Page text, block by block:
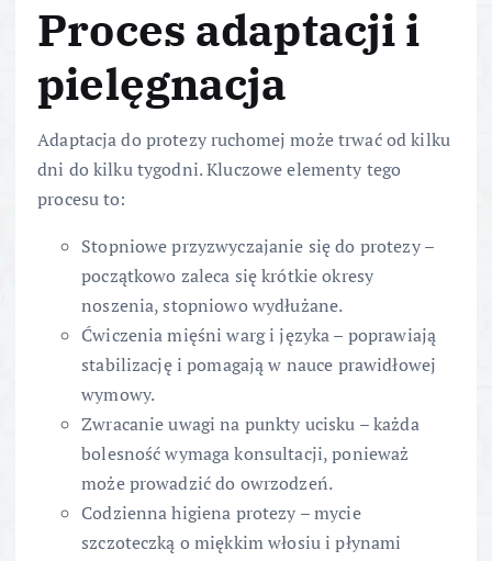
Proces adaptacji i
pielęgnacja
Adaptacja do protezy ruchomej może trwać od kilku
dni do kilku tygodni. Kluczowe elementy tego
procesu to:
Stopniowe przyzwyczajanie się do protezy –
początkowo zaleca się krótkie okresy
noszenia, stopniowo wydłużane.
Ćwiczenia mięśni warg i języka – poprawiają
stabilizację i pomagają w nauce prawidłowej
wymowy.
Zwracanie uwagi na punkty ucisku – każda
bolesność wymaga konsultacji, ponieważ
może prowadzić do owrzodzeń.
Codzienna higiena protezy – mycie
szczoteczką o miękkim włosiu i płynami